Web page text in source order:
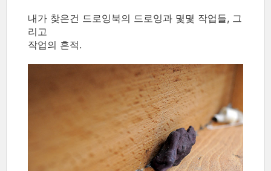
내가 찾은건 드로잉북의 드로잉과 몇몇 작업들, 그
리고
작업의 흔적.